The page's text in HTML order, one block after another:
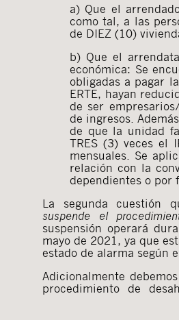
a) Que el
como tal, a las
de DIEZ (10)
b) Que el
económica: Se
obligadas a pagar
ERTE, hayan
de ser
de ingresos.
de que la unidad
TRES (3) veces el
mensuales. Se
relación con la
dependientes o por
La segunda cuestión
suspende el
suspensión operará
mayo de 2021, ya que
estado de alarma según
Adicionalmente
procedimiento de